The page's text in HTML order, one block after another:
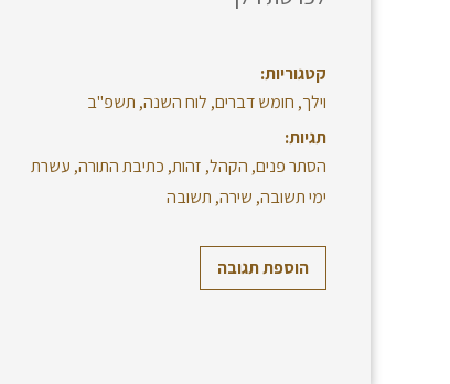
קטגוריות:
וילך, חומש דברים, לוח השנה, תשפ"ב
תגיות:
הסתר פנים, הקהל, זהות, כתיבת התורה, עשרת
ימי תשובה, שירה, תשובה
הוספת תגובה